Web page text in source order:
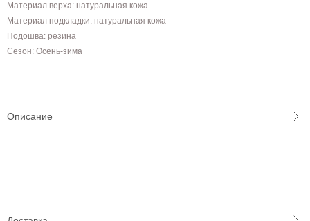
Материал верха: натуральная кожа
Материал подкладки: натуральная кожа
Подошва: резина
Сезон: Осень-зима
Описание